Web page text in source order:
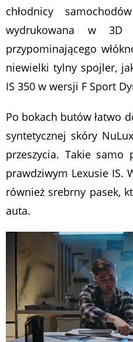
chłodnicy
wydrukowana w 3D
przypominającego
niewielki tylny spojler,
IS 350 w wersji F Sport
Po bokach butów łatwo
syntetycznej skóry
przeszycia. Takie samo
prawdziwym Lexusie IS.
również srebrny pasek,
auta.